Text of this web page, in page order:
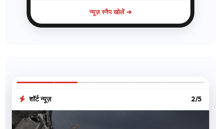
न्यूज़ स्नैप खोलें ➔
शॉर्ट न्यूज़ 2/5